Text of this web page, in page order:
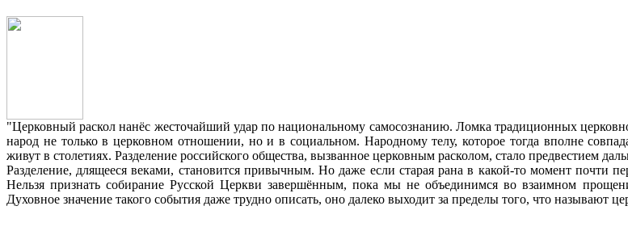
"Церковный раскол нанёс жесточайший удар по национальному самосознанию. Ломка традиционных
народ не только в церковном отношении, но и в социальном. Народному телу, которое тогда вполне
живут в столетиях. Разделение российского общества, вызванное церковным расколом, стало предвестием
Разделение, длящееся веками, становится привычным. Но даже если старая рана в какой-то момент почти
Нельзя признать собирание Русской Церкви завершённым, пока мы не объединимся во взаимном
Духовное значение такого события даже трудно описать, оно далеко выходит за пределы того, что называют